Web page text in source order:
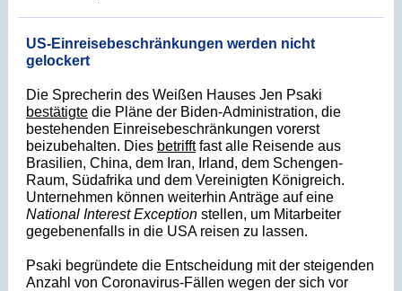
US-Einreisebeschränkungen werden nicht
gelockert
Die Sprecherin des Weißen Hauses Jen Psaki
bestätigte die Pläne der Biden-Administration, die
bestehenden Einreisebeschränkungen vorerst
beizubehalten. Dies betrifftfast alle Reisende aus
Brasilien, China, dem Iran, Irland, dem Schengen-
Raum, Südafrika und dem Vereinigten Königreich.
Unternehmen können weiterhin Anträge auf eine
National Interest Exception stellen, um Mitarbeiter
gegebenenfalls in die USA reisen zu lassen.
Psaki begründete die Entscheidung mit der steigenden
Anzahl von Coronavirus-Fällen wegen der sich vor